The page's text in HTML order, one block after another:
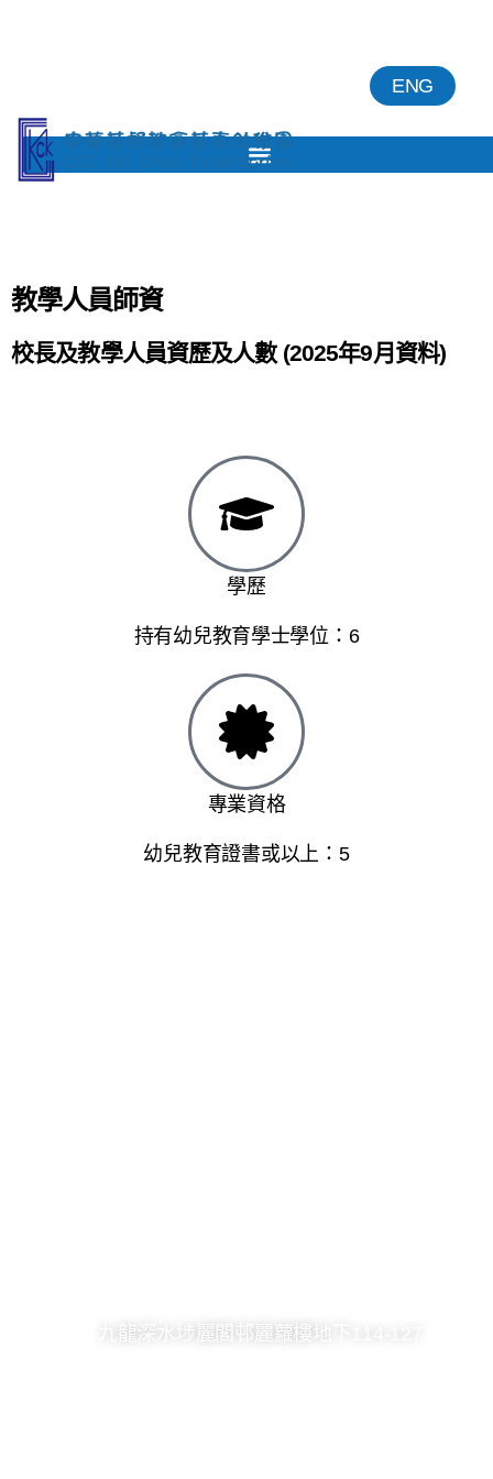
ENG
教學人員師資
校長及教學人員資歷及人數 (2025年9月資料)
學歷
持有幼兒教育學士學位：6
專業資格
幼兒教育證書或以上：5
九龍深水埗麗閣邨麗蘿樓地下114-127